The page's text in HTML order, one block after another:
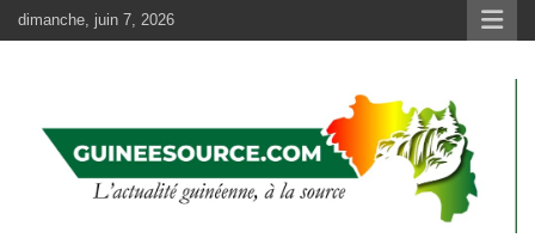
Aller
au
dimanche, juin 7, 2026